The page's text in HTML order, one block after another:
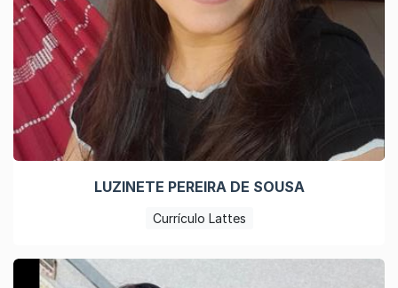
LUZINETE PEREIRA DE SOUSA
Currículo Lattes